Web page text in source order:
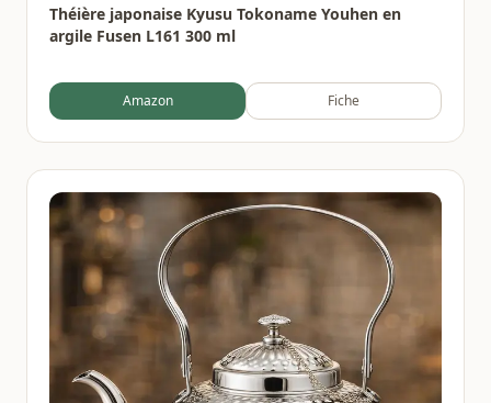
Théière japonaise Kyusu Tokoname Youhen en
argile Fusen L161 300 ml
Amazon Fiche